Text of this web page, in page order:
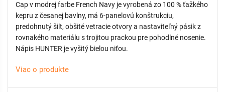
Cap v modrej farbe French Navy je vyrobená zo 100 % ťažkého
kepru z česanej bavlny, má 6-panelovú konštrukciu,
predohnutý šilt, obšité vetracie otvory a nastaviteľný pásik z
rovnakého materiálu s trojitou prackou pre pohodlné nosenie.
Nápis HUNTER je vyšitý bielou niťou.
Viac o produkte